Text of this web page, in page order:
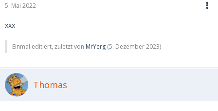
5. Mai 2022
xxx
Einmal editiert, zuletzt von MrYerg (5. Dezember 2023)
Thomas